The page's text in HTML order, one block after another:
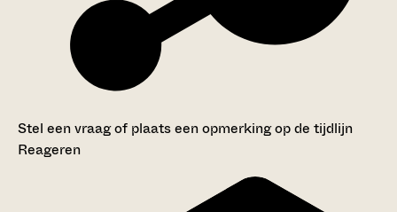
Stel een vraag of plaats een opmerking op de tijdlijn
Reageren